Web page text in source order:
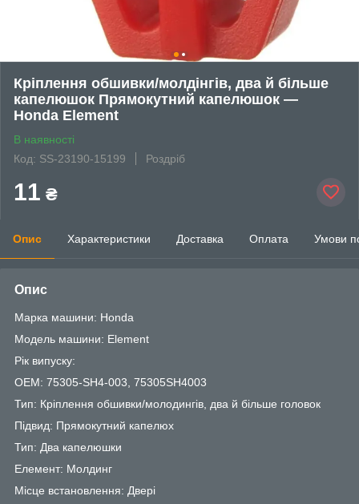
Кріплення обшивки/молдінгів, два й більше
капелюшок Прямокутний капелюшок —
Honda Element
В наявності
Код: SS-23190-15199
Роздріб
11 ₴
Опис Характеристики Доставка Оплата Умови
Опис
Марка машини: Honda
Модель машини: Element
Рік випуску:
OEM: 75305-SH4-003, 75305SH4003
Тип: Кріплення обшивки/молодингів, два й більше головок
Підвид: Прямокутний капелюх
Тип: Два капелюшки
Елемент: Молдинг
Місце встановлення: Двері